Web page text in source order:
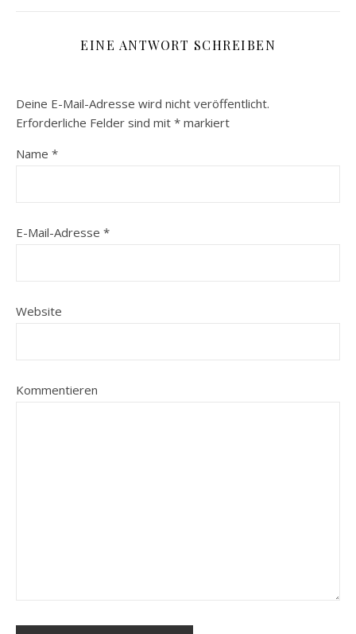
EINE ANTWORT SCHREIBEN
Deine E-Mail-Adresse wird nicht veröffentlicht.
Erforderliche Felder sind mit * markiert
Name *
E-Mail-Adresse *
Website
Kommentieren